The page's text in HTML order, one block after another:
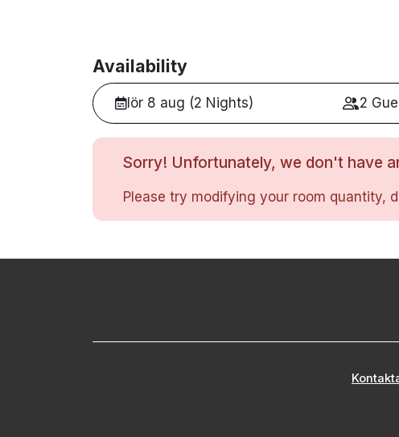
Availability
lör 8 aug (2 Nights) 2
Sorry! Unfortunately, we don't have
Please try modifying your room quantity,